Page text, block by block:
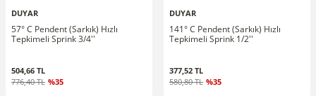
DUYAR
57° C Pendent (Sarkık) Hızlı
Tepkimeli Sprink 3/4''
504,66 TL
776,40 TL %35
DUYAR
141° C Pendent (Sarkık) Hızlı
Tepkimeli Sprink 1/2''
377,52 TL
580,80 TL %35